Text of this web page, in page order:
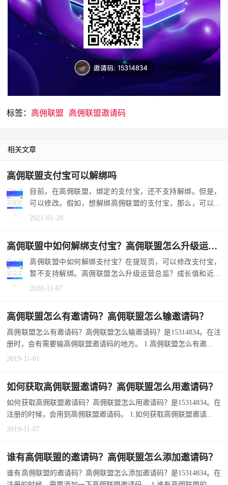
标签： 高佣联盟 高佣联盟邀请码
相关文章
高佣联盟支付宝可以解绑吗
目前，在高佣联盟，绑定的支付宝，还不支持解绑。但是，
可以修改。假如，想解绑高佣联盟的支付宝，那么，可以修
改为不用的账...
2021-01-28
高佣联盟中如何解绑支付宝？高佣联盟怎么升级运营总监？
高佣联盟中如何解绑支付宝？在提现页，可以修改支付宝，
暂不支持解绑。高佣联盟怎么升级运营总监？成长值和近30
天收益，达到...
2020-11-07
高佣联盟怎么有邀请码？高佣联盟怎么输邀请码？
高佣联盟怎么有邀请码？高佣联盟怎么输邀请码？是15314834。在注
册时，会有需要输高佣联盟邀请码的地方。 1.高佣联盟怎么有邀...
2019-11-01
如何获取高佣联盟邀请码？高佣联盟怎么用邀请码？
如何获取高佣联盟邀请码？高佣联盟怎么用邀请码？是15314834。在
注册的时候，会用到高佣联盟邀请码。 1.如何获取高佣联盟邀请...
2019-11-07
谁有高佣联盟的邀请码？高佣联盟怎么添加邀请码？
谁有高佣联盟的邀请码？高佣联盟怎么添加邀请码？是15314834。在